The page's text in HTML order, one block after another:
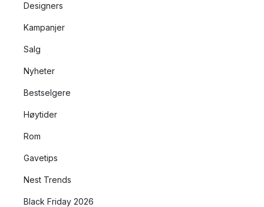
Designers
Kampanjer
Salg
Nyheter
Bestselgere
Høytider
Rom
Gavetips
Nest Trends
Black Friday 2026